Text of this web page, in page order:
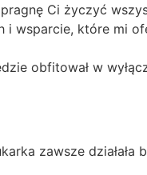
Ci życzyć
i wsparcie, które mi
obfitował w
zawsze działała